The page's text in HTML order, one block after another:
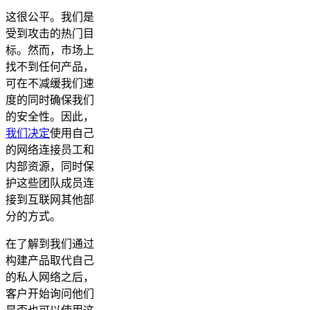
这很公平。我们是
受到攻击的热门目
标。然而，市场上
找不到任何产品，
可在不减缓我们速
度的同时确保我们
的安全性。因此，
我们决定使用自己
的网络连接员工和
内部资源，同时保
护这些团队成员连
接到互联网其他部
分的方式。
在了解到我们通过
构建产品取代自己
的私人网络之后，
客户开始询问他们